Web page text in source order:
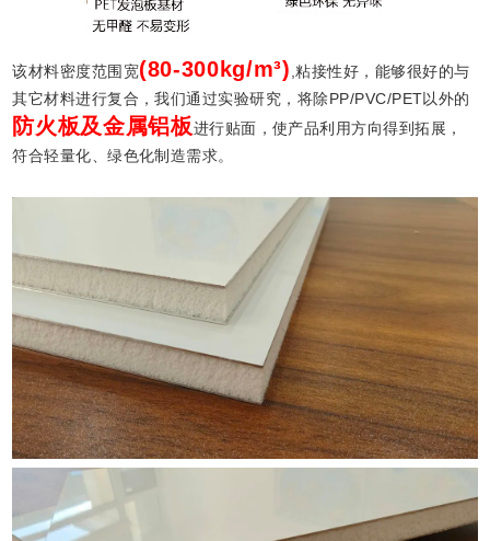
该材料密度范围宽(80-300kg/m³) ,粘接性好，能够很好的与
其它材料进行复合，我们通过实验研究，将除PP/PVC/PET以外的
防火板及金属铝板进行贴面，使产品利用方向得到拓展，
符合轻量化、绿色化制造需求。